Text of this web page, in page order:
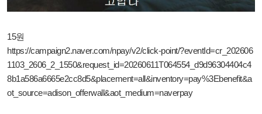
15원
https://campaign2.naver.com/npay/v2/click-point/?eventId=cr_202606
1103_2606_2_1550&request_id=20260611T064554_d9d96304404c4
8b1a586a6665e2cc8d5&placement=all&inventory=pay%3Ebenefit&a
ot_source=adison_offerwall&aot_medium=naverpay